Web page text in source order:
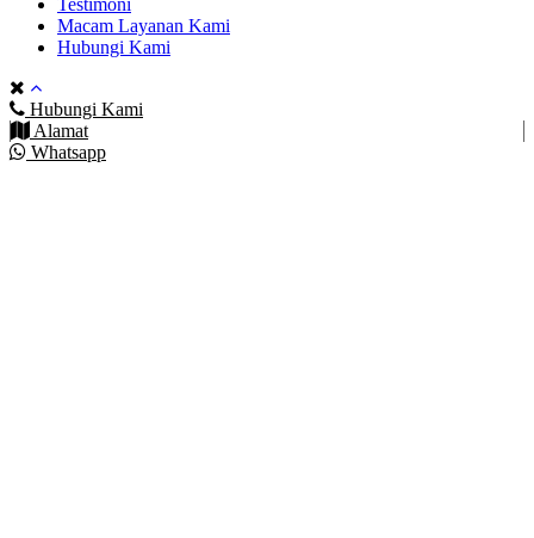
Macam Layanan Kami
Hubungi Kami
Hubungi Kami
Alamat
Whatsapp